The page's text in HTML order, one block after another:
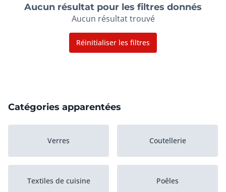
Aucun résultat pour les filtres donnés
Aucun résultat trouvé
Réinitialiser les filtres
Catégories apparentées
Verres Coutellerie
Textiles de cuisine Poêles